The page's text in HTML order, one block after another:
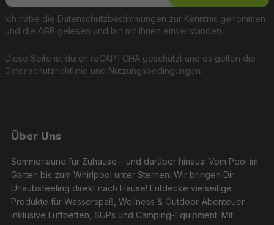
Diese Seite ist durch reCAPTCHA geschützt und es gelten die
Datenschutzrichtlinie und Nutzungsbedingungen.
Ich habe die Datenschutzbestimmungen zur Kenntnis genommen
und die AGB gelesen und bin mit ihnen einverstanden.
Über Uns
Sommerlaune für Zuhause – und darüber hinaus! Vom Pool im
Garten bis zum Whirlpool unter Sternen: Wir bringen Dir
Urlaubsfeeling direkt nach Hause! Entdecke vielseitige
Produkte für Wasserspaß, Wellness & Outdoor-Abenteuer –
inklusive Luftbetten, SUPs und Camping-Equipment. Mit